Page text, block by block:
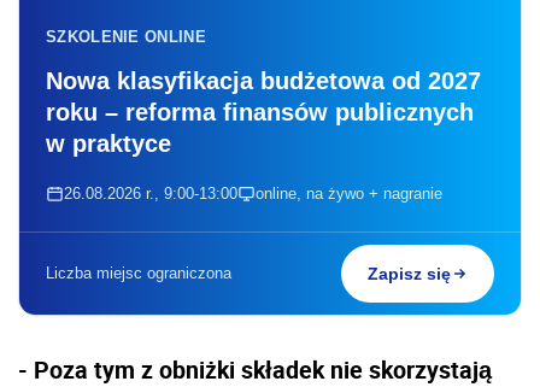
SZKOLENIE ONLINE
Nowa klasyfikacja budżetowa od 2027
roku – reforma finansów publicznych
w praktyce
26.08.2026 r., 9:00-13:00 online, na żywo + nagranie
Liczba miejsc ograniczona Zapisz się
- Poza tym z obniżki składek nie skorzystają